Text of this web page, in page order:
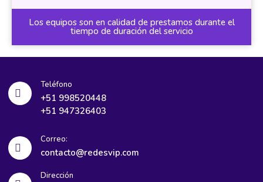
Los equipos son en calidad de prestamos durante el
tiempo de duración del servicio
Teléfono
+51 998520448
+51 947326403
Correo:
contacto@redesvip.com
Dirección